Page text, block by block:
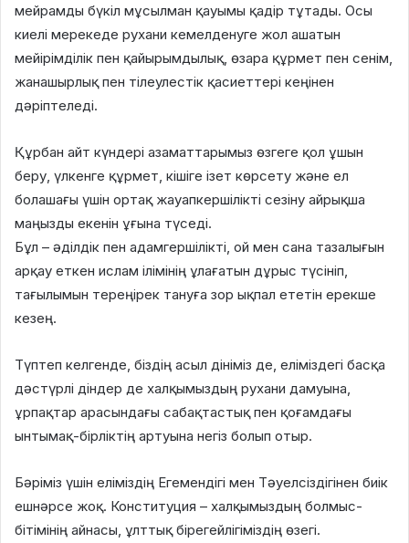
мейрамды бүкіл мұсылман қауымы қадір тұтады. Осы
киелі мерекеде рухани кемелденуге жол ашатын
мейірімділік пен қайырымдылық, өзара құрмет пен сенім,
жанашырлық пен тілеулестік қасиеттері кеңінен
дәріптеледі.
Құрбан айт күндері азаматтарымыз өзгеге қол ұшын
беру, үлкенге құрмет, кішіге ізет көрсету және ел
болашағы үшін ортақ жауапкершілікті сезіну айрықша
маңызды екенін ұғына түседі.
Бұл – әділдік пен адамгершілікті, ой мен сана тазалығын
арқау еткен ислам ілімінің ұлағатын дұрыс түсініп,
тағылымын тереңірек тануға зор ықпал ететін ерекше
кезең.
Түптеп келгенде, біздің асыл дініміз де, еліміздегі басқа
дәстүрлі діндер де халқымыздың рухани дамуына,
ұрпақтар арасындағы сабақтастық пен қоғамдағы
ынтымақ-бірліктің артуына негіз болып отыр.
Бәріміз үшін еліміздің Егемендігі мен Тәуелсіздігінен биік
ешнәрсе жоқ. Конституция – халқымыздың болмыс-
бітімінің айнасы, ұлттық бірегейлігіміздің өзегі.